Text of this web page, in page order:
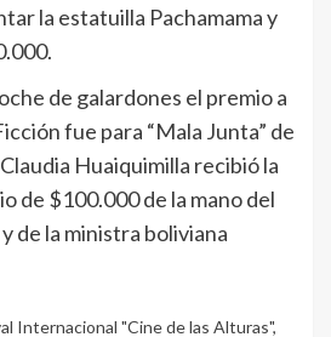
la estatuilla Pachamama y
de galardones el premio a
fue para “Mala Junta” de
Huaiquimilla recibió la
de $100.000 de la mano del
de la ministra boliviana
Internacional "Cine de las Alturas",